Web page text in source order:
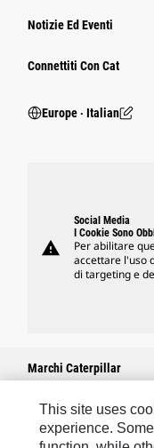
Notizie Ed Eventi
Connettiti Con Cat
Europe ‧ Italian
warning
Social Media
I Cookie Sono
Per abilitare
accettare l'uso
di targeting e
Marchi Caterpillar
Caterpillar.com
This site uses
experience.